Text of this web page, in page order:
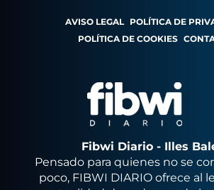
AVISO LEGAL POLÍTICA DE
POLÍTICA DE COOKIES
Fibwi Diario - Illes
Pensado para quienes no se
poco, FIBWI DIARIO ofrece al